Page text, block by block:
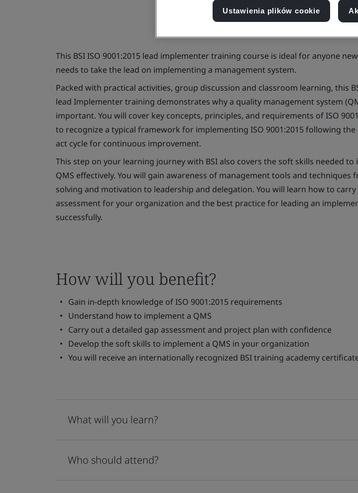
This BSI ISO 9001:2015 lead implementer training course is ideal for anyone
needs to take the lead on implementing a management system.
Packed with practical activities, group discussion and classroom learning, this
lead Implementer training demonstrates why a quality management system
important. You will cover key concepts, principles, and requirements of ISO
to recognize a typical framework for implementing ISO 9001:2015 following the
act cycle for continuous improvement.
This step on your learning journey with BSI also covers the soft skills needed to
QMS effectively. You will gain awareness of management tools and techniques
solving and motivation to leadership and delegation. You will learn how to carry
assessment for your organization and the best practice for leading an
successfully.
How will you benefit?
Gain in-depth knowledge of ISO 9001:2015 requirements
Understand how to implement a QMS
Carry out a detailed gap assessment and project plan with confidence
Develop the soft skills to implement a QMS in your organization
You will receive an internationally recognized BSI training academy
What will you learn?
Who should attend?
Ustawienia plików cookie